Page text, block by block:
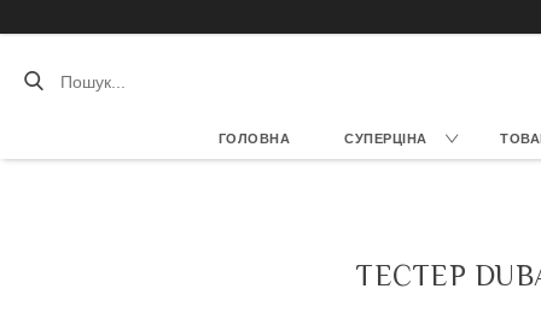
ГОЛОВНА СУПЕРЦІНА
ТЕСТЕР